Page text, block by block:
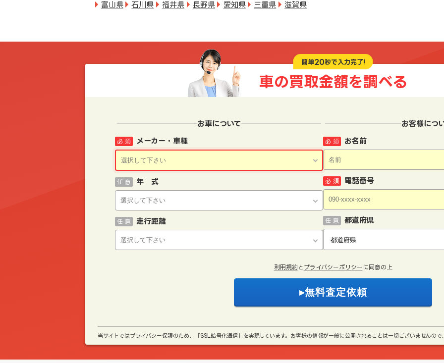
富山県 石川県 福井県 長野県 愛知県 三重県 滋賀県
簡単20秒で入力完了!
車の買取金額を調べる
お車について
メーカー・車種
必 須
年 式
任 意
走行距離
任 意
お客様につ
お名前
必 須
電話番号
必 須
都道府県
任 意
利用規約 と プライバシーポリシー に同意の上
当サイトではプライバシー保護のため、「SSL暗号化通信」を実現しています。お客様の情報が一般に公開されることは一切ございませんの